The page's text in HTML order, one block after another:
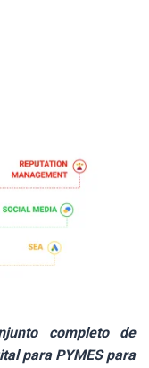
completo de
para PYMES para